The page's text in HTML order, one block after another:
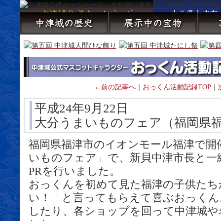
←前の記事へ｜ おっくん活動記録TOP｜
平成24年9月22日
大分うまいものフェア（福岡県
福岡県福津市のイオンモール福津で
いものフェア」で、新貝中津市長と
PRを行いました。
おっくんを初めて見た福津の子供た
い！」と言ってもらえて喜ぶおっく
したり、各ショップを回って中津城